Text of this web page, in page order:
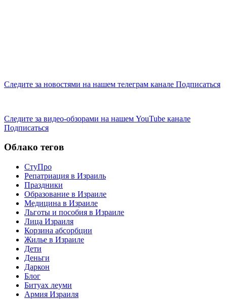
Следите за новостями на нашем телеграм канале Подписаться
Следите за видео-обзорами на нашем YouTube канале
Подписаться
Облако тегов
СтуПро
Репатриация в Израиль
Праздники
Образование в Израиле
Медицина в Израиле
Льготы и пособия в Израиле
Лица Израиля
Корзина абсорбции
Жилье в Израиле
Дети
Деньги
Даркон
Блог
Битуах леуми
Армия Израиля